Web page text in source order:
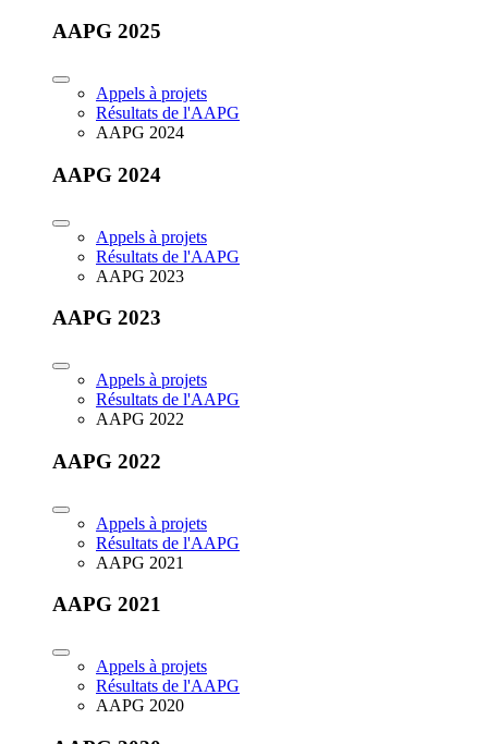
AAPG 2025
Appels à projets
Résultats de l'AAPG
AAPG 2024
AAPG 2024
Appels à projets
Résultats de l'AAPG
AAPG 2023
AAPG 2023
Appels à projets
Résultats de l'AAPG
AAPG 2022
AAPG 2022
Appels à projets
Résultats de l'AAPG
AAPG 2021
AAPG 2021
Appels à projets
Résultats de l'AAPG
AAPG 2020